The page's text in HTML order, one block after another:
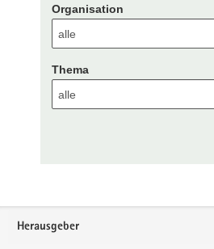
Organisation
Thema
Footer-
Herausgeber